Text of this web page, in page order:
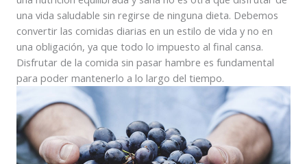
una vida saludable sin regirse de ninguna dieta. Debemos
convertir las comidas diarias en un estilo de vida y no en
una obligación, ya que todo lo impuesto al final cansa.
Disfrutar de la comida sin pasar hambre es fundamental
para poder mantenerlo a lo largo del tiempo.